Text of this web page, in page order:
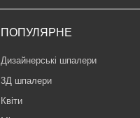
ПОПУЛЯРНЕ
Дизайнерські шпалери
3Д шпалери
Квіти